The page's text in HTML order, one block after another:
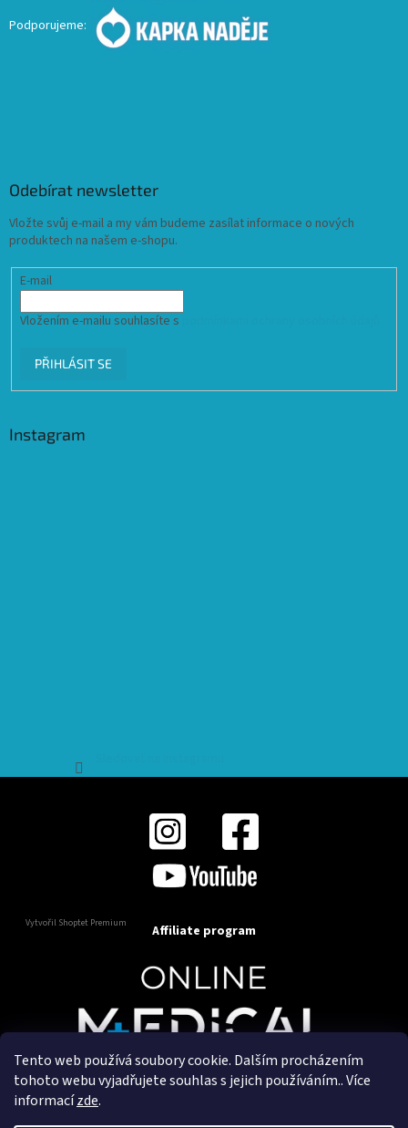
Tento web používá soubory cookie. Dalším procházením
tohoto webu vyjadřujete souhlas s jejich používáním.. Více
informacízde.
Podporujeme:
Odebírat newsletter
Vložte svůj e-mail a my vám budeme zasílat informace o nových
produktech na našem e-shopu.
E-mail
Vložením e-mailu souhlasíte s
PŘIHLÁSIT SE
Instagram
Vytvořil Shoptet Premium Affiliate program
Copyright 2025OnlineMedical.cz. Všechna práva
vyhrazena.
Vytvořil a marketingově zajišťuje